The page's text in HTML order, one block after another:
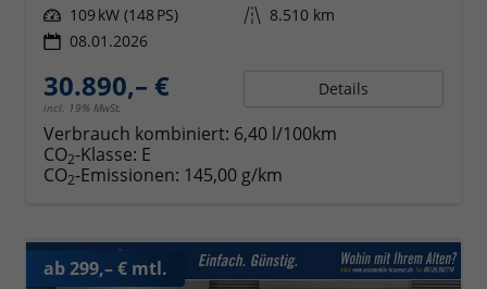
Leistung 109 kW (148 PS) Kilometerstand 8.510 km
08.01.2026
30.890,– €
incl. 19% MwSt.
Details
Verbrauch kombiniert: 6,40 l/100km
CO2-Klasse: E
CO2-Emissionen: 145,00 g/km
ab 299,– € mtl.